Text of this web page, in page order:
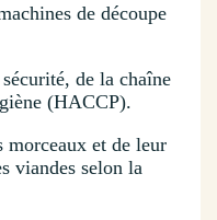
de découpe
de la chaîne
(HACCP).
morceaux et de leur
viandes selon la